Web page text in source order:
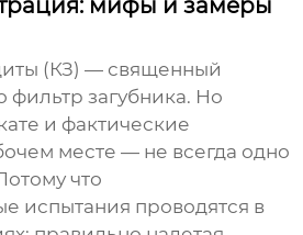
мифы и замеры
(КЗ) — священный
фильтр загубника. Но
и фактические
месте — не всегда одно
что
испытания проводятся в